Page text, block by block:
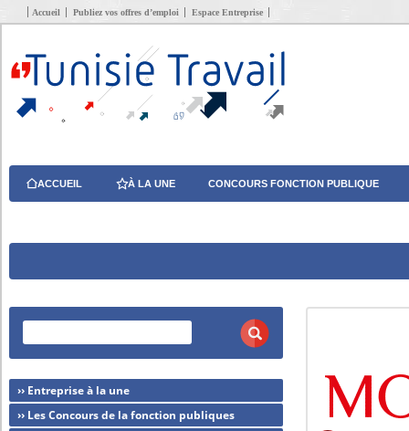
Accueil Publiez vos offres d’emploi Espace Entreprise
ACCUEIL À LA UNE CONCOURS FONCTION PUBLIQUE
›› Entreprise à la une
›› Les Concours de la fonction publiques